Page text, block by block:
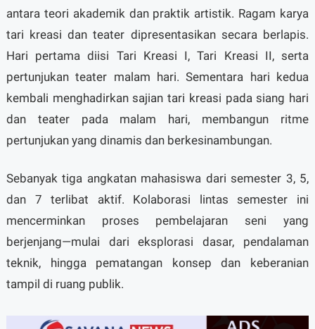
antara teori akademik dan praktik artistik. Ragam karya
tari kreasi dan teater dipresentasikan secara berlapis.
Hari pertama diisi Tari Kreasi I, Tari Kreasi II, serta
pertunjukan teater malam hari. Sementara hari kedua
kembali menghadirkan sajian tari kreasi pada siang hari
dan teater pada malam hari, membangun ritme
pertunjukan yang dinamis dan berkesinambungan.
Sebanyak tiga angkatan mahasiswa dari semester 3, 5,
dan 7 terlibat aktif. Kolaborasi lintas semester ini
mencerminkan proses pembelajaran seni yang
berjenjang—mulai dari eksplorasi dasar, pendalaman
teknik, hingga pematangan konsep dan keberanian
tampil di ruang publik.